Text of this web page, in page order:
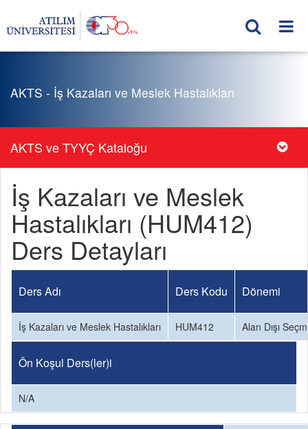
AKTS - İş Kazaları ve Meslek Hastalıkları
AKTS ve TYYÇ Kataloğu
İş Kazaları ve Meslek
Hastalıkları (HUM412)
Ders Detayları
Ders Adı Ders Kodu Dönemi
İş Kazaları ve Meslek Hastalıkları HUM412 Alan Dışı
Ön Koşul Ders(ler)i
N/A